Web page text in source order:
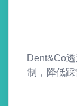
Dent&Co
制，降低踩